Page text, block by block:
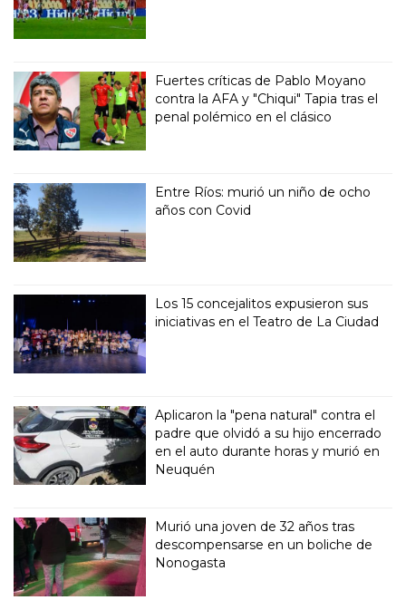
Fuertes críticas de Pablo Moyano
contra la AFA y "Chiqui" Tapia tras el
penal polémico en el clásico
Entre Ríos: murió un niño de ocho
años con Covid
Los 15 concejalitos expusieron sus
iniciativas en el Teatro de La Ciudad
Aplicaron la "pena natural" contra el
padre que olvidó a su hijo encerrado
en el auto durante horas y murió en
Neuquén
Murió una joven de 32 años tras
descompensarse en un boliche de
Nonogasta